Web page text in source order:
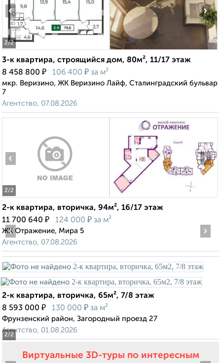
2/2
‹ ›
3-к квартира, строящийся дом, 80м², 11/17 этаж
8 458 800 ₽ 106 400 ₽ за м²
мкр. Веризино, ЖК Веризино Лайф, Сталинградский бульвар
7
Агентство, 07.08.2026
2/2
‹ ›
2-к квартира, вторичка, 94м², 16/17 этаж
11 700 640 ₽ 124 000 ₽ за м²
ЖК Отражение, Мира 5
Агентство, 07.08.2026
2/2
‹ ›
2-к квартира, вторичка, 65м², 7/8 этаж
8 593 000 ₽ 130 000 ₽ за м²
Фрунзенский район, Загородный проезд 27
Агентство, 01.08.2026
Виртуальные 3D-туры по интересным